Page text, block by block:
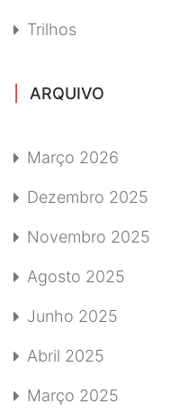
Trilhos
ARQUIVO
Março 2026
Dezembro 2025
Novembro 2025
Agosto 2025
Junho 2025
Abril 2025
Março 2025